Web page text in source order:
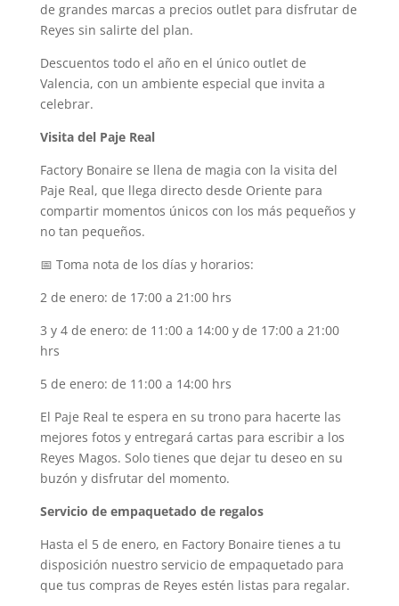
de grandes marcas a precios outlet para disfrutar de
Reyes sin salirte del plan.
Descuentos todo el año en el único outlet de
Valencia, con un ambiente especial que invita a
celebrar.
Visita del Paje Real
Factory Bonaire se llena de magia con la visita del
Paje Real, que llega directo desde Oriente para
compartir momentos únicos con los más pequeños y
no tan pequeños.
📅 Toma nota de los días y horarios:
2 de enero: de 17:00 a 21:00 hrs
3 y 4 de enero: de 11:00 a 14:00 y de 17:00 a 21:00
hrs
5 de enero: de 11:00 a 14:00 hrs
El Paje Real te espera en su trono para hacerte las
mejores fotos y entregará cartas para escribir a los
Reyes Magos. Solo tienes que dejar tu deseo en su
buzón y disfrutar del momento.
Servicio de empaquetado de regalos
Hasta el 5 de enero, en Factory Bonaire tienes a tu
disposición nuestro servicio de empaquetado para
que tus compras de Reyes estén listas para regalar.